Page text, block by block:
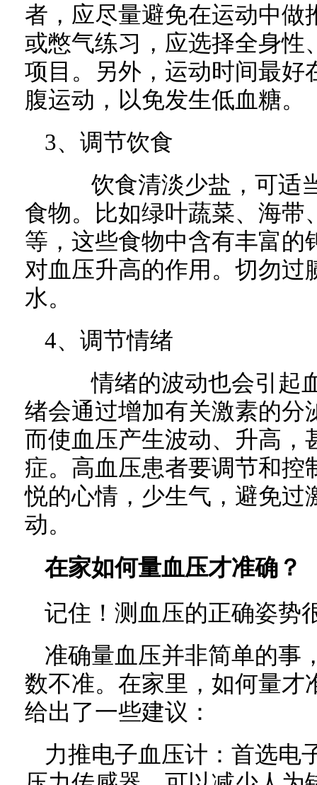
者，应尽量避免在运动中做
或憋气练习，应选择全身性
项目。另外，运动时间最好
腹运动，以免发生低血糖。
3、调节饮食
饮食清淡少盐，可适
食物。比如绿叶蔬菜、海带
等，这些食物中含有丰富的
对血压升高的作用。切勿过
水。
4、调节情绪
情绪的波动也会引起
绪会通过增加有关激素的分
而使血压产生波动、升高，
症。高血压患者要调节和控
悦的心情，少生气，避免过
动。
在家如何量血压才准确？
记住！测血压的正确姿势
准确量血压并非简单的事
数不准。在家里，如何量才
给出了一些建议：
力推电子血压计：首选电